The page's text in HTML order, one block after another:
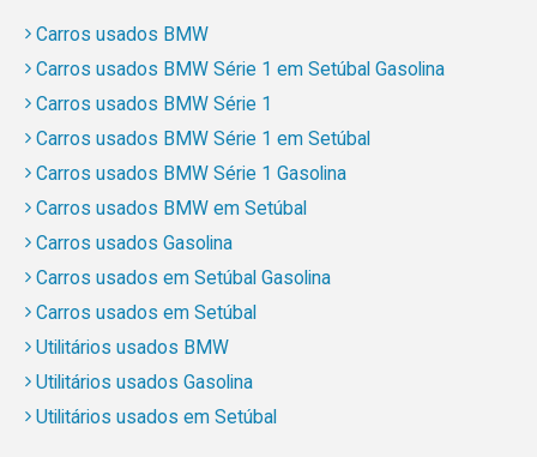
Carros usados BMW
Carros usados BMW Série 1 em Setúbal Gasolina
Carros usados BMW Série 1
Carros usados BMW Série 1 em Setúbal
Carros usados BMW Série 1 Gasolina
Carros usados BMW em Setúbal
Carros usados Gasolina
Carros usados em Setúbal Gasolina
Carros usados em Setúbal
Utilitários usados BMW
Utilitários usados Gasolina
Utilitários usados em Setúbal